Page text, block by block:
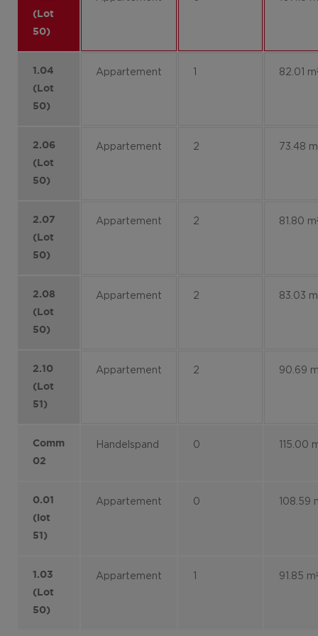
(Lot
50)
1.04
(Lot
50)
Appartement 82.01
2.06
(Lot
50)
Appartement 2 73.48
2.07
(Lot
50)
Appartement 2 81.80
2.08
(Lot
50)
Appartement 2 83.03
2.10
(Lot
51)
Appartement 2 90.69
Comm
02
Handelspand 0 115.00
0.01
(lot
51)
Appartement 0 108.59
1.03
(Lot
50)
Appartement 91.85